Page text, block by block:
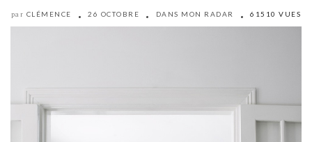
par CLÉMENCE 26 OCTOBRE DANS MON RADAR 61510 VUES